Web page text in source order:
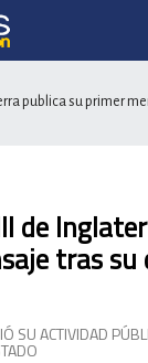
publica su primer
de
tras
SU ACTIVIDAD